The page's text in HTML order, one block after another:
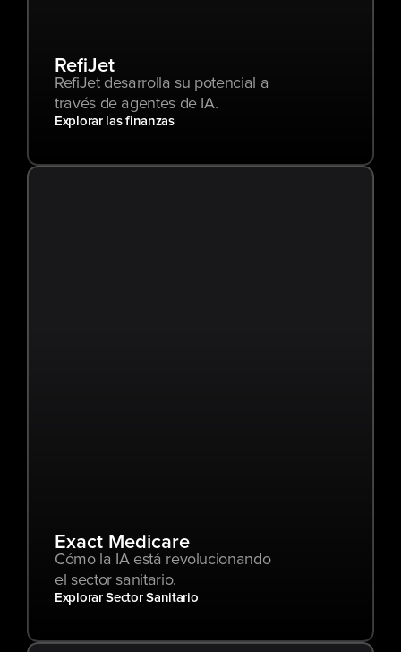
RefiJet
RefiJet desarrolla su potencial a
través de agentes de IA.
Explorar las finanzas
Exact Medicare
Cómo la IA está revolucionando
el sector sanitario.
Explorar Sector Sanitario